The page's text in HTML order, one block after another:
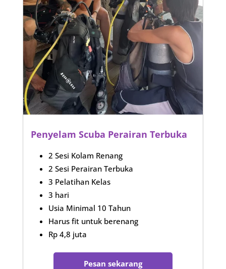
Penyelam Scuba Perairan Terbuka
2 Sesi Kolam Renang
2 Sesi Perairan Terbuka
3 Pelatihan Kelas
3 hari
Usia Minimal 10 Tahun
Harus fit untuk berenang
Rp 4,8 juta
Pesan sekarang